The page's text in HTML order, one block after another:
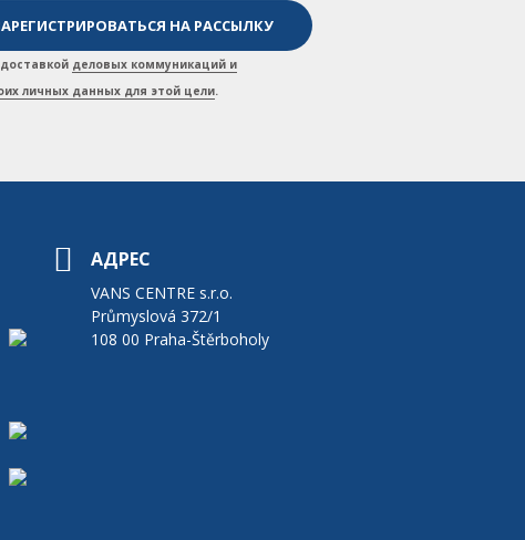
деловых коммуникаций и
личных данных для этой цели.
АДРЕС
VANS CENTRE s.r.o.
Průmyslová 372/1
108 00 Praha-Štěrboholy